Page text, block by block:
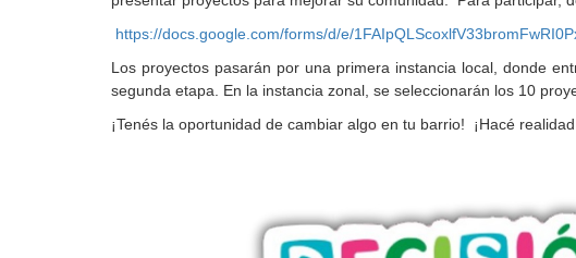
https://docs.google.com/forms/d/e/
Los proyectos pasarán por una primera instancia local, donde
segunda etapa. En la instancia zonal, se seleccionarán los 10
¡Tenés la oportunidad de cambiar algo en tu barrio! ¡Hacé